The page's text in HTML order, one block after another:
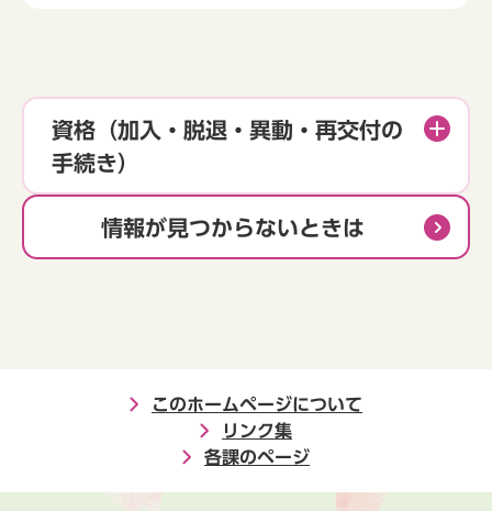
資格（加入・脱退・異動・再交付の
手続き）
情報が見つからないときは
このホームページについて
リンク集
各課のページ